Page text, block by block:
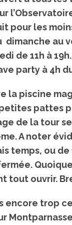
pour les
dimanche au
de 11h à
party à 4h
la piscine
pattes
de la tour
A noter
temps, ou
tout ouvrir.
encore trop